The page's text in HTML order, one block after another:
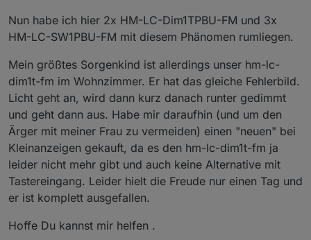
Nun habe ich hier 2x HM-LC-Dim1TPBU-FM und 3x
HM-LC-SW1PBU-FM mit diesem Phänomen rumliegen.
Mein größtes Sorgenkind ist allerdings unser hm-lc-
dim1t-fm im Wohnzimmer. Er hat das gleiche Fehlerbild.
Licht geht an, wird dann kurz danach runter gedimmt
und geht dann aus. Habe mir daraufhin (und um den
Ärger mit meiner Frau zu vermeiden) einen "neuen" bei
Kleinanzeigen gekauft, da es den hm-lc-dim1t-fm ja
leider nicht mehr gibt und auch keine Alternative mit
Tastereingang. Leider hielt die Freude nur einen Tag und
er ist komplett ausgefallen.
Hoffe Du kannst mir helfen .